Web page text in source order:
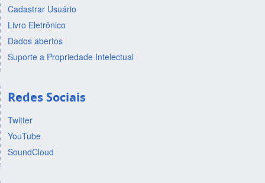
Cadastrar Usuário
Livro Eletrônico
Dados abertos
Suporte a Propriedade Intelectual
Redes Sociais
Twitter
YouTube
SoundCloud